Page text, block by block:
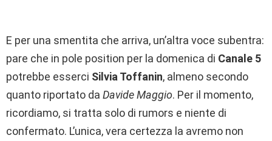
E per una smentita che arriva, un’altra voce subentra:
pare che in pole position per la domenica di Canale 5
potrebbe esserci Silvia Toffanin, almeno secondo
quanto riportato da Davide Maggio. Per il momento,
ricordiamo, si tratta solo di rumors e niente di
confermato. L’unica, vera certezza la avremo non